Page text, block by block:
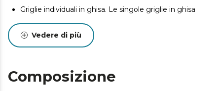
Griglie individuali in ghisa. Le singole griglie in ghisa
padelle, assicurando una cottura uniforme e una
resistenza duratura.
piatti asiatici e altre ricette che richiedono un calore
intenso e uniforme.
Vedere di più
Composizione